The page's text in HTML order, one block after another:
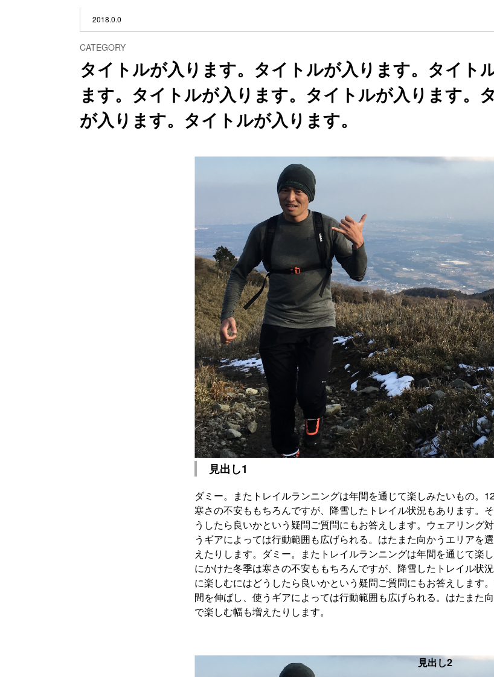
2018.0.0
CATEGORY
タイトルが入ります。タイトルが入ります。タイト
ます。タイトルが入ります。タイトルが入ります。
が入ります。タイトルが入ります。
見出し1
ダミー。またトレイルランニングは年間を通じて楽しみたいもの。
寒さの不安ももちろんですが、降雪したトレイル状況もあります。
うしたら良いかという疑問ご質問にもお答えします。ウェアリング
うギアによっては行動範囲も広げられる。はたまた向かうエリアを
えたりします。ダミー。またトレイルランニングは年間を通じて楽
にかけた冬季は寒さの不安ももちろんですが、降雪したトレイル状
に楽しむにはどうしたら良いかという疑問ご質問にもお答えします
間を伸ばし、使うギアによっては行動範囲も広げられる。はたまた
で楽しむ幅も増えたりします。
見出し2